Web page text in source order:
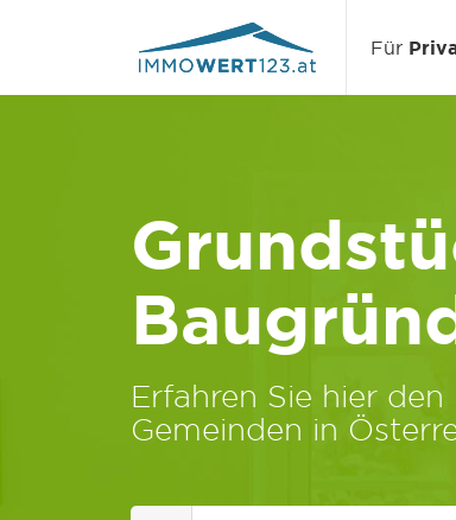
Für
Erfahren Sie hier
Gemeinden in